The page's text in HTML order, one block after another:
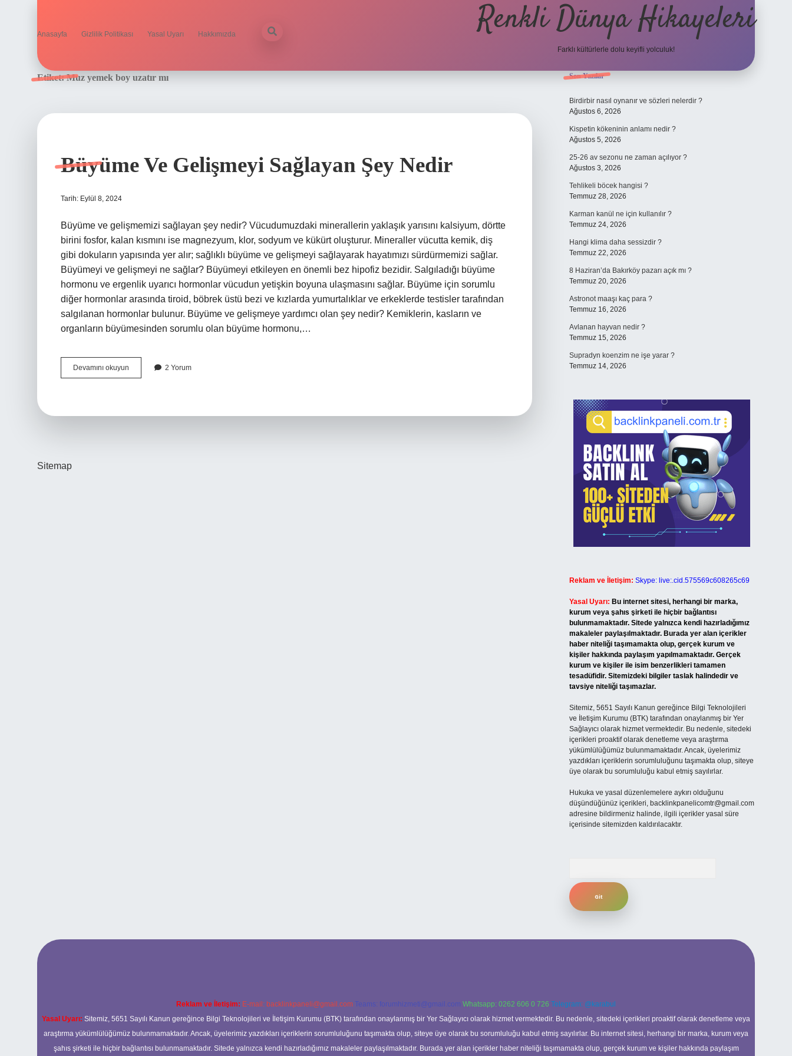
Anasayfa Gizlilik Politikası Yasal Uyarı Hakkımızda Renkli Dünya Hikayeleri
Farklı kültürlerle dolu keyifli yolculuk!
Etiket:Muz yemek boy uzatır mı
Büyüme Ve Gelişmeyi Sağlayan Şey Nedir
Tarih: Eylül 8, 2024
Büyüme ve gelişmemizi sağlayan şey nedir? Vücudumuzdaki minerallerin yaklaşık yarısını kalsiyum, dörtte
birini fosfor, kalan kısmını ise magnezyum, klor, sodyum ve kükürt oluşturur. Mineraller vücutta kemik, diş
gibi dokuların yapısında yer alır; sağlıklı büyüme ve gelişmeyi sağlayarak hayatımızı sürdürmemizi sağlar.
Büyümeyi ve gelişmeyi ne sağlar? Büyümeyi etkileyen en önemli bez hipofiz bezidir. Salgıladığı büyüme
hormonu ve ergenlik uyarıcı hormonlar vücudun yetişkin boyuna ulaşmasını sağlar. Büyüme için sorumlu
diğer hormonlar arasında tiroid, böbrek üstü bezi ve kızlarda yumurtalıklar ve erkeklerde testisler tarafından
salgılanan hormonlar bulunur. Büyüme ve gelişmeye yardımcı olan şey nedir? Kemiklerin, kasların ve
organların büyümesinden sorumlu olan büyüme hormonu,…
Devamını okuyun Büyüme
Ve
2 Yorum
Sitemap
Sidebar
Son Yazılar
Birdirbir nasıl oynanır ve sözleri nelerdir ?
Ağustos 6, 2026
Kispetin kökeninin anlamı nedir ?
Ağustos 5, 2026
25-26 av sezonu ne zaman açılıyor ?
Ağustos 3, 2026
Tehlikeli böcek hangisi ?
Temmuz 28, 2026
Karman kanül ne için kullanılır ?
Temmuz 24, 2026
Hangi klima daha sessizdir ?
Temmuz 22, 2026
8 Haziran’da Bakırköy pazarı açık mı ?
Temmuz 20, 2026
Astronot maaşı kaç para ?
Temmuz 16, 2026
Avlanan hayvan nedir ?
Temmuz 15, 2026
Supradyn koenzim ne işe yarar ?
Temmuz 14, 2026
Reklam ve İletişim: Skype: live:.cid.575569c608265c69
Yasal Uyarı: Bu internet sitesi, herhangi bir marka,
kurum veya şahıs şirketi ile hiçbir bağlantısı
bulunmamaktadır. Sitede yalnızca kendi hazırladığımız
makaleler paylaşılmaktadır. Burada yer alan içerikler
haber niteliği taşımamakta olup, gerçek kurum ve
kişiler hakkında paylaşım yapılmamaktadır. Gerçek
kurum ve kişiler ile isim benzerlikleri tamamen
tesadüfidir. Sitemizdeki bilgiler taslak halindedir ve
tavsiye niteliği taşımazlar.
Sitemiz, 5651 Sayılı Kanun gereğince Bilgi Teknolojileri
ve İletişim Kurumu (BTK) tarafından onaylanmış bir Yer
Sağlayıcı olarak hizmet vermektedir. Bu nedenle, sitedeki
içerikleri proaktif olarak denetleme veya araştırma
yükümlülüğümüz bulunmamaktadır. Ancak, üyelerimiz
yazdıkları içeriklerin sorumluluğunu taşımakta olup, siteye
üye olarak bu sorumluluğu kabul etmiş sayılırlar.
Hukuka ve yasal düzenlemelere aykırı olduğunu
düşündüğünüz içerikleri, backlinkpanelicomtr@gmail.com
adresine bildirmeniz halinde, ilgili içerikler yasal süre
içerisinde sitemizden kaldırılacaktır.
Reklam ve İletişim: E-mail: backlinkpaneli@gmail.com Teams: forumhizmeti@gmail.com Whatsapp: 0262 606 0 726 Telegram: @karabul
Yasal Uyarı: Sitemiz, 5651 Sayılı Kanun gereğince Bilgi Teknolojileri ve İletişim Kurumu (BTK) tarafından onaylanmış bir Yer Sağlayıcı olarak hizmet vermektedir. Bu nedenle, sitedeki içerikleri proaktif olarak denetleme veya
araştırma yükümlülüğümüz bulunmamaktadır. Ancak, üyelerimiz yazdıkları içeriklerin sorumluluğunu taşımakta olup, siteye üye olarak bu sorumluluğu kabul etmiş sayılırlar. Bu internet sitesi, herhangi bir marka, kurum veya
şahıs şirketi ile hiçbir bağlantısı bulunmamaktadır. Sitede yalnızca kendi hazırladığımız makaleler paylaşılmaktadır. Burada yer alan içerikler haber niteliği taşımamakta olup, gerçek kurum ve kişiler hakkında paylaşım